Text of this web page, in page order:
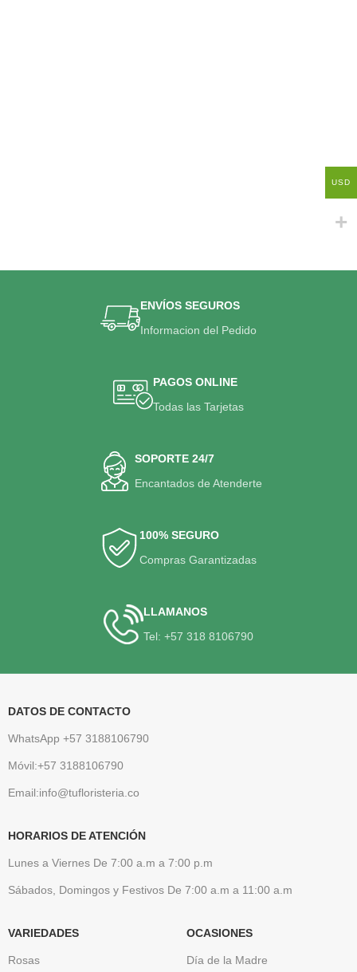
ENVÍOS SEGUROS
Informacion del Pedido
PAGOS ONLINE
Todas las Tarjetas
SOPORTE 24/7
Encantados de Atenderte
100% SEGURO
Compras Garantizadas
LLAMANOS
Tel: +57 318 8106790
DATOS DE CONTACTO
WhatsApp +57 3188106790
Móvil:+57 3188106790
Email:info@tufloristeria.co
HORARIOS DE ATENCIÓN
Lunes a Viernes De 7:00 a.m a 7:00 p.m
Sábados, Domingos y Festivos De 7:00 a.m a 11:00 a.m
VARIEDADES
Rosas
OCASIONES
Día de la Madre
USD